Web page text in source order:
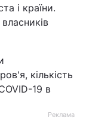
і країни.
кількість
19 в
Реклама